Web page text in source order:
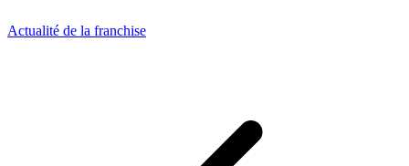
Actualité de la franchise